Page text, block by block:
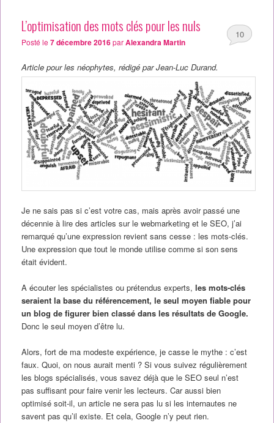
L’optimisation des mots clés pour les nuls
Posté le 7 décembre 2016parAlexandra Martin
10
Article pour les néophytes, rédigé par Jean-Luc Durand.
Je ne sais pas si c’est votre cas, mais après avoir passé une
décennie à lire des articles sur le webmarketing et le SEO, j’ai
remarqué qu’une expression revient sans cesse : les mots-clés.
Une expression que tout le monde utilise comme si son sens
était évident.
A écouter les spécialistes ou prétendus experts, les mots-clés
seraient la base du référencement, le seul moyen fiable pour
un blog de figurer bien classé dans les résultats de Google.
Donc le seul moyen d’être lu.
Alors, fort de ma modeste expérience, je casse le mythe : c’est
faux. Quoi, on nous aurait menti ? Si vous suivez régulièrement
les blogs spécialisés, vous savez déjà que le SEO seul n’est
pas suffisant pour faire venir les lecteurs. Car aussi bien
optimisé soit-il, un article ne sera pas lu si les internautes ne
savent pas qu’il existe. Et cela, Google n’y peut rien.